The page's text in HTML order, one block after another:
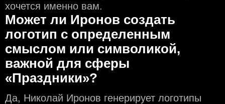
хочется именно вам.
Может ли Иронов создать
логотип с определeнным
смыслом или символикой,
важной для сферы
«Праздники»?
Да, Николай Иронов генерирует логотипы